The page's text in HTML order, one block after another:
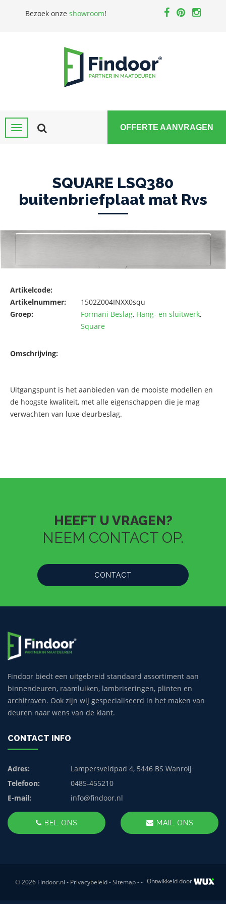
Bezoek onze showroom!
OFFERTE AANVRAGEN
SQUARE LSQ380
buitenbriefplaat mat Rvs
Artikelcode:
Artikelnummer:
1502Z004INXX0squ
Groep:
Formani Beslag, Hang- en sluitwerk,
Square
Omschrijving:
Uitgangspunt is het aanbieden van de mooiste modellen en
de hoogste kwaliteit, met alle eigenschappen die je mag
verwachten van luxe deurbeslag.
HEEFT U VRAGEN?
NEEM CONTACT OP.
CONTACT
Findoor biedt een uitgebreid standaard assortiment aan
binnendeuren, raamluiken, lambriseringen, plinten en
architraven. Ook zijn wij gespecialiseerd in het maken van
deuren naar wens van de klant.
CONTACT INFO
Adres:
Lampersveldpad 4, 5446 BS Wanroij
Telefoon:
0485-455210
E-mail:
info@findoor.nl
BEL ONS MAIL ONS
© 2026 Findoor.nl - Privacybeleid-Sitemap-- Ontwikkeld door